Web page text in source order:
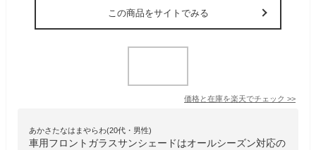
この商品をサイトでみる
価格と在庫を楽天でチェック >>
あかさたなはまやらわ(20代・男性)
車用フロントガラスサンシェードはオールシーズン対応の